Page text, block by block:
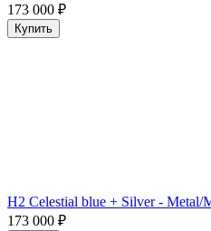
173 000 ₽
Купить
H2 Celestial blue + Silver -
173 000 ₽